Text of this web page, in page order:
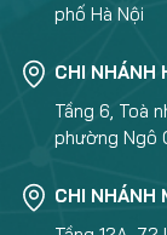
phố Hà Nội
CHI NHÁNH
Tầng 6, Toà
phường Ngô
CHI NHÁNH